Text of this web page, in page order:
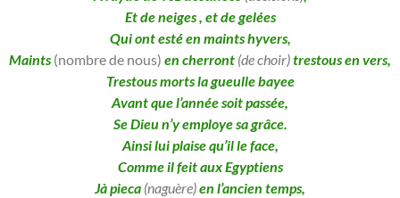
Et de neiges , et de gelées
Qui ont esté en maints hyvers,
Maints (nombre de nous) en cherront (de choir)trestous en vers,
Trestous morts la gueulle bayee
Avant que l’année soit passée,
Se Dieu n’y employe sa grâce.
Ainsi lui plaise qu’il le face,
Comme il feit aux Egyptiens
Jà pieca (naguère)en l’ancien temps,